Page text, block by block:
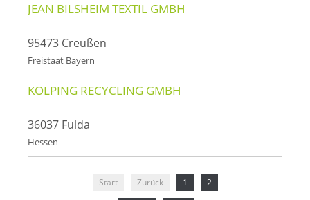
JEAN BILSHEIM TEXTIL GMBH
95473 Creußen
Freistaat Bayern
KOLPING RECYCLING GMBH
36037 Fulda
Hessen
Start Zurück 1 2